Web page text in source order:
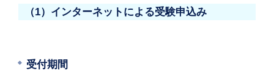
（1）インターネットによる受験申込み
受付期間